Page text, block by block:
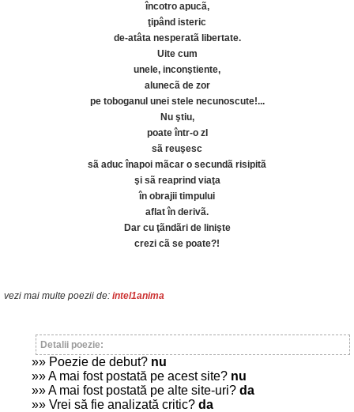
încotro apucã,
ţipând isteric
de-atâta nesperatã libertate.
Uite cum
unele, inconştiente,
alunecã de zor
pe toboganul unei stele necunoscute!...
Nu ştiu,
poate într-o zI
sã reuşesc
sã aduc înapoi mãcar o secundã risipitã
şi sã reaprind viaţa
în obrajii timpului
aflat în derivã.
Dar cu ţãndãri de linişte
crezi cã se poate?!
vezi mai multe poezii de: intel1anima
Detalii poezie:
»» Poezie de debut? nu
»» A mai fost postată pe acest site? nu
»» A mai fost postată pe alte site-uri? da
»» Vrei să fie analizată critic? da